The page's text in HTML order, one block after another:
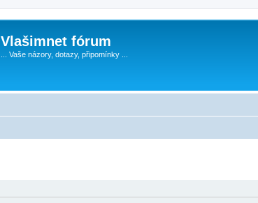
Vlašimnet fórum
... Vaše názory, dotazy, připomínky ...